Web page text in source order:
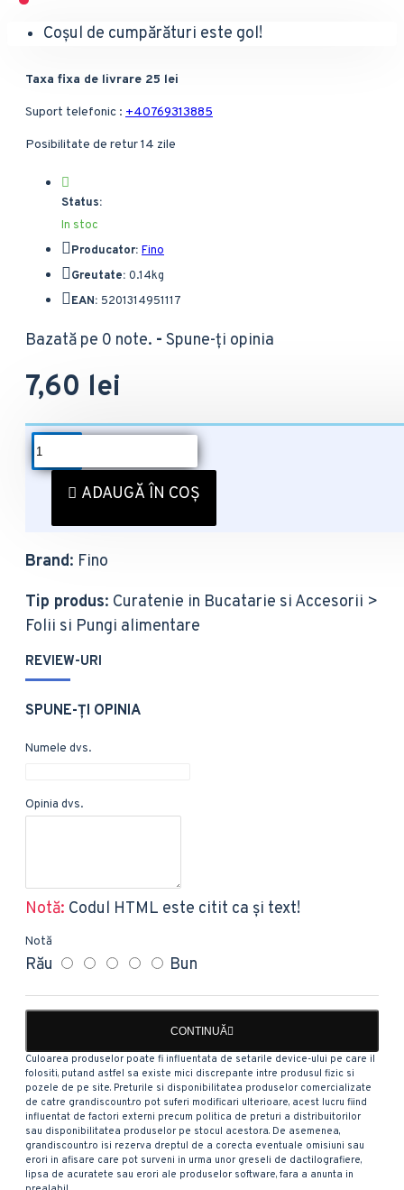
Coșul de cumpărături este gol!
Taxa fixa de livrare 25 lei
Suport telefonic : +40769313885
Posibilitate de retur 14 zile
Status:
In stoc
Producator: Fino
Greutate: 0.14kg
EAN: 5201314951117
Bazată pe 0 note. - Spune-ţi opinia
7,60 lei
ADAUGĂ ÎN COȘ
DESCRIERE
Folie Plastic Fino 30x29cm 30m
EAN: 5201314951117
Brand: Fino
Tip produs: Curatenie in Bucatarie si Accesorii >
Folii si Pungi alimentare
REVIEW-URI
SPUNE-ŢI OPINIA
Numele dvs.
Opinia dvs.
Notă: Codul HTML este citit ca şi text!
Notă
Rău Bun
CONTINUĂ
Culoarea produselor poate fi influentata de setarile device-ului pe care il
folositi, putand astfel sa existe mici discrepante intre produsul fizic si
pozele de pe site. Preturile si disponibilitatea produselor comercializate
de catre grandiscount.ro pot suferi modificari ulterioare, acest lucru fiind
influentat de factori externi precum politica de preturi a distribuitorilor
sau disponibilitatea produselor pe stocul acestora. De asemenea,
grandiscount.ro isi rezerva dreptul de a corecta eventuale omisiuni sau
erori in afisare care pot surveni in urma unor greseli de dactilografiere,
lipsa de acuratete sau erori ale produselor software, fara a anunta in